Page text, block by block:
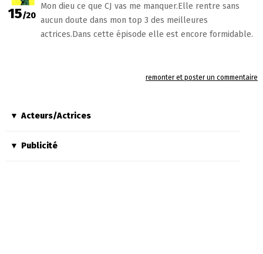
15/20
Mon dieu ce que CJ vas me manquer.Elle rentre sans
aucun doute dans mon top 3 des meilleures
actrices.Dans cette épisode elle est encore formidable.
remonter et poster un commentaire
Acteurs/Actrices
Publicité